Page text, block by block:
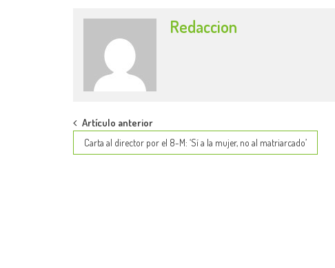
Redaccion
Post
navigation
Artículo anterior
Carta al director por el 8-M: ‘Sí a la mujer, no al matriarcado’